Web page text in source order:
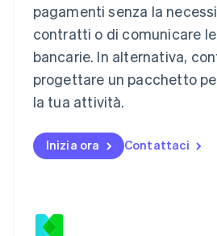
pagamenti senza la
contratti o di comunicare
bancarie. In alternativa,
progettare un pacchetto
la tua attività.
Inizia ora Contattaci
Malaysia
English简体中文
Malta
Messico
EspañolEnglish
English
Nuova Zelanda
Polonia